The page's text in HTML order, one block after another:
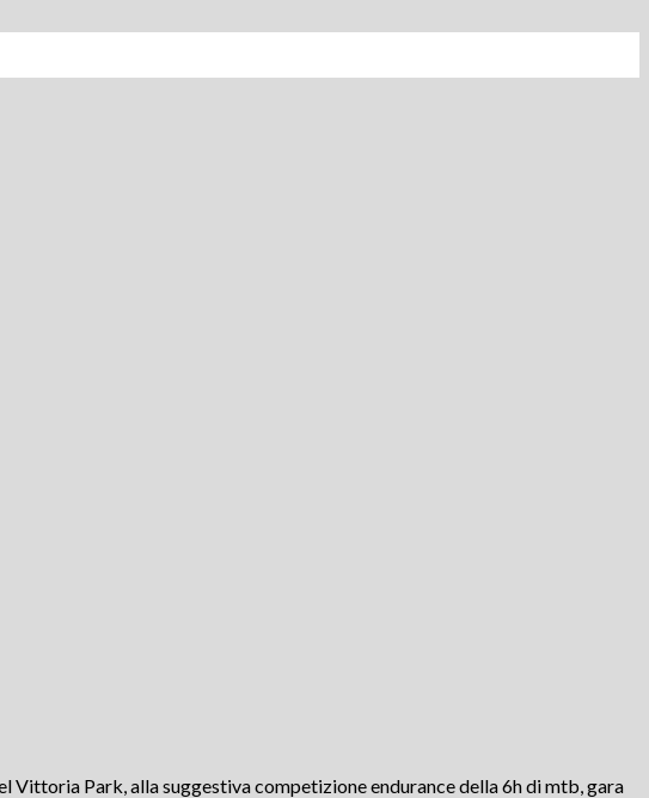
Vittoria Park, alla suggestiva competizione endurance della 6h di mtb, gara